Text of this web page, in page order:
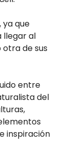
ya que
llegar al
de sus
entre
del
inspiración